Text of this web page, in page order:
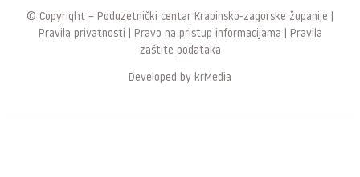
© Copyright – Poduzetnički centar Krapinsko-zagorske županije
Pravila privatnosti
Pravo na pristup informacijama
Pravila
zaštite podataka
Developed by krMedia